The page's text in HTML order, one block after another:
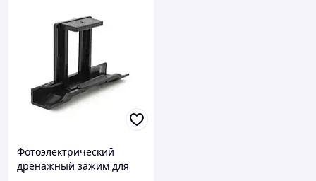
Фотоэлектрический
дренажный зажим для